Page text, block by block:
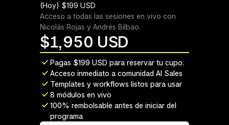
(Hoy) $199 USD
Acceso a todas las sesiones en vivo con
Nicolás Rojas y Andrés Bilbao.
$1,950 USD
Pagas $199 USD para reservar tu cupo.
Acceso inmediato a comunidad AI Sales
Templates y workflows listos para usar
8 módulos en vivo
100% rembolsable antes de iniciar del
programa